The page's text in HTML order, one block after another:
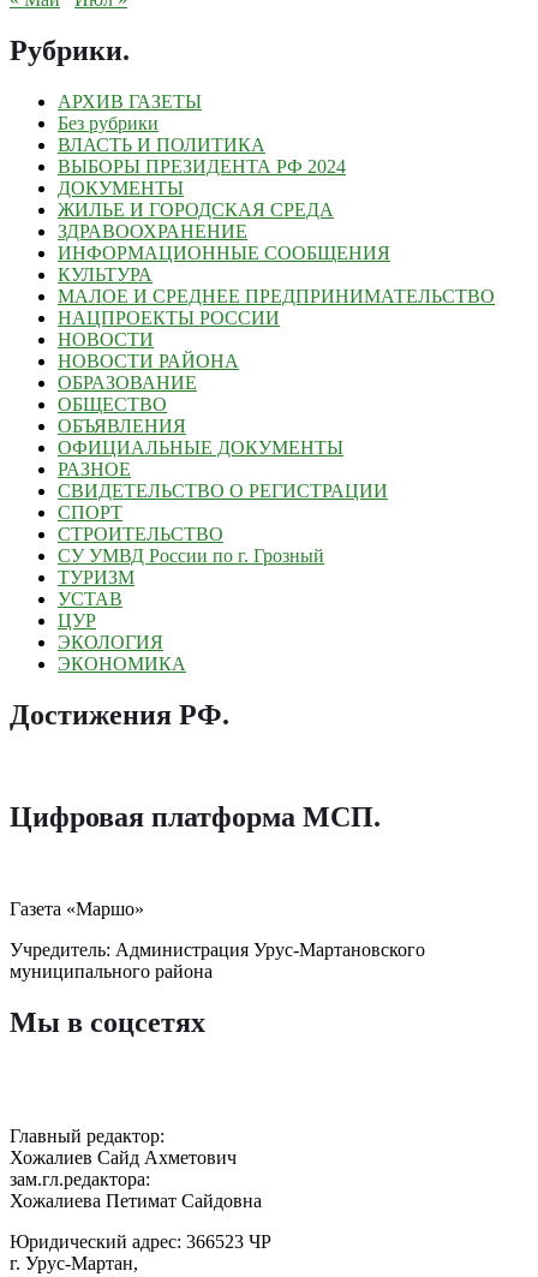
Рубрики.
АРХИВ ГАЗЕТЫ
Без рубрики
ВЛАСТЬ И ПОЛИТИКА
ВЫБОРЫ ПРЕЗИДЕНТА РФ 2024
ДОКУМЕНТЫ
ЖИЛЬЕ И ГОРОДСКАЯ СРЕДА
ЗДРАВООХРАНЕНИЕ
ИНФОРМАЦИОННЫЕ СООБЩЕНИЯ
КУЛЬТУРА
МАЛОЕ И СРЕДНЕЕ ПРЕДПРИНИМАТЕЛЬСТВО
НАЦПРОЕКТЫ РОССИИ
НОВОСТИ
НОВОСТИ РАЙОНА
ОБРАЗОВАНИЕ
ОБЩЕСТВО
ОБЪЯВЛЕНИЯ
ОФИЦИАЛЬНЫЕ ДОКУМЕНТЫ
РАЗНОЕ
СВИДЕТЕЛЬСТВО О РЕГИСТРАЦИИ
СПОРТ
СТРОИТЕЛЬСТВО
СУ УМВД России по г. Грозный
ТУРИЗМ
УСТАВ
ЦУР
ЭКОЛОГИЯ
ЭКОНОМИКА
Достижения РФ.
Цифровая платформа МСП.
Газета «Маршо»
Учредитель: Администрация Урус-Мартановского
муниципального района
Мы в соцсетях
Главный редактор:
Хожалиев Сайд Ахметович
зам.гл.редактора:
Хожалиева Петимат Сайдовна
Юридический адрес: 366523 ЧР
г. Урус-Мартан,